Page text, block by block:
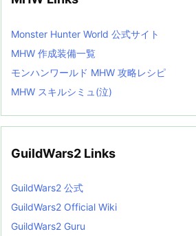
Monster Hunter World 公式サイト
MHW 作成装備一覧
モンハンワールド MHW 攻略レシピ
MHW スキルシミュ(泣)
GuildWars2 Links
GuildWars2 公式
GuildWars2 Official Wiki
GuildWars2 Guru